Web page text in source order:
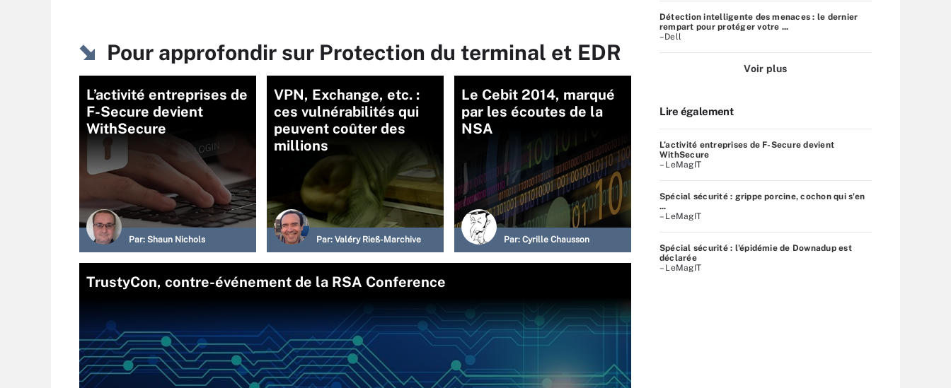
Pour approfondir sur Protection du terminal et EDR
L’activité entreprises de
F-Secure devient
WithSecure
Par: Shaun Nichols
VPN, Exchange, etc. :
ces vulnérabilités qui
peuvent coûter des
millions
Par: Valéry Rieß-Marchive
Le Cebit 2014, marqué
par les écoutes de la
NSA
Par: Cyrille Chausson
TrustyCon, contre-événement de la RSA Conference
Détection intelligente des menaces : le dernier
rempart pour protéger votre ...
–Dell
Voir plus
Lire également
L’activité entreprises de F-Secure devient
WithSecure
– LeMagIT
Spécial sécurité : grippe porcine, cochon qui s'en
...
– LeMagIT
Spécial sécurité : l'épidémie de Downadup est
déclarée
– LeMagIT